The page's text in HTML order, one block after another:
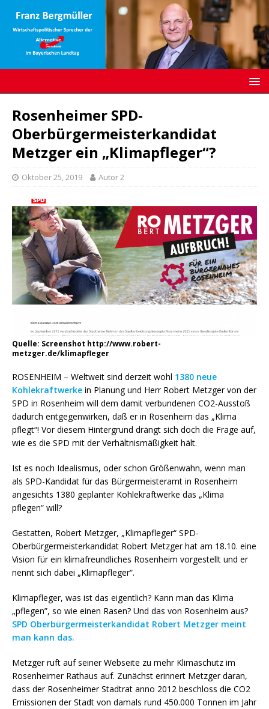
Rosenheimer SPD-
Oberbürgermeisterkandidat
Metzger ein „Klimapfleger“?
Oktober 25, 2019 Autor 2
Quelle: Screenshot http://www.robert-
metzger.de/klimapfleger
ROSENHEIM – Weltweit sind derzeit wohl 1380 neue
Kohlekraftwerke in Planung und Herr Robert Metzger von der
SPD in Rosenheim will dem damit verbundenen CO2-Ausstoß
dadurch entgegenwirken, daß er in Rosenheim das „Klima
pflegt“! Vor diesem Hintergrund drängt sich doch die Frage auf,
wie es die SPD mit der Verhältnismäßigkeit hält.
Ist es noch Idealismus, oder schon Größenwahn, wenn man
als SPD-Kandidat für das Bürgermeisteramt in Rosenheim
angesichts 1380 geplanter Kohlekraftwerke das „Klima
pflegen“ will?
Gestatten, Robert Metzger, „Klimapfleger“ SPD-
Oberbürgermeisterkandidat Robert Metzger hat am 18.10. eine
Vision für ein klimafreundliches Rosenheim vorgestellt und er
nennt sich dabei „Klimapfleger“.
Klimapfleger, was ist das eigentlich? Kann man das Klima
„pflegen”, so wie einen Rasen? Und das von Rosenheim aus?
SPD Oberbürgermeisterkandidat Robert Metzger meint
man kann das.
Metzger ruft auf seiner Webseite zu mehr Klimaschutz im
Rosenheimer Rathaus auf. Zunächst erinnert Metzger daran,
dass der Rosenheimer Stadtrat anno 2012 beschloss die CO2
Emissionen der Stadt von damals rund 450.000 Tonnen im Jahr